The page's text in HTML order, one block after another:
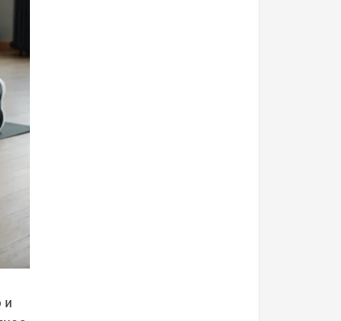
и